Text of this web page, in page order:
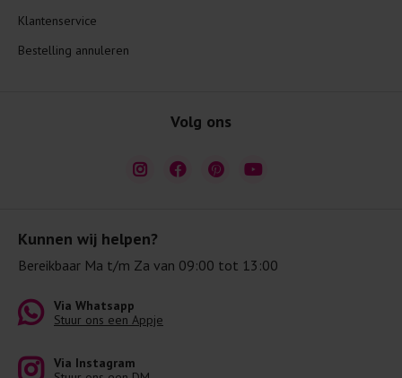
Kunnen wij helpen?
Bereikbaar Ma t/m Za van 09:00 tot 13:00
Via Whatsapp
Stuur ons een Appje
Via Instagram
Klantenservice
Bestelling annuleren
Volg ons